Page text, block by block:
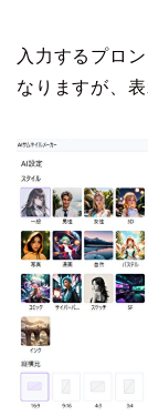
入力するプロ
なりますが、